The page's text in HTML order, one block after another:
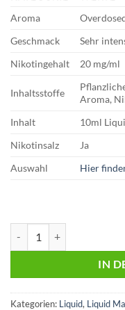
Aroma
Geschmack
Sehr
Nikotingehalt
20 mg/ml
Inhaltsstoffe
Aroma,
Inhalt
10ml
Nikotinsalz
Ja
Auswahl
Hier
IN
Kategorien: Liquid, Liquid